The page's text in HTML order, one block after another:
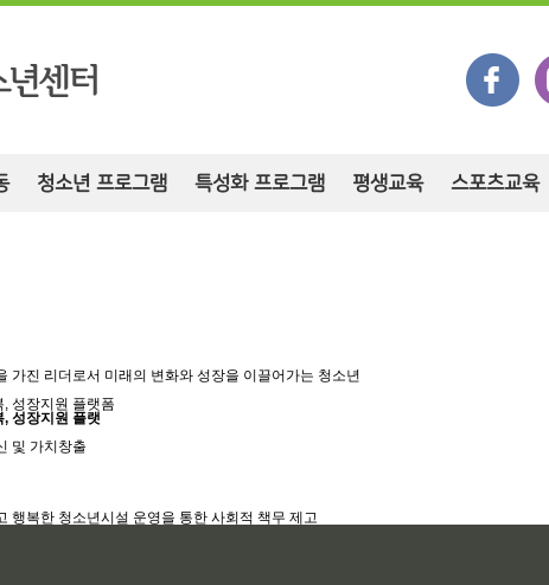
청소년 프로그램 특성화 프로그램 평생교육 스포츠교육
가진 리더로서 미래의 변화와 성장을 이끌어가는 청소년
성장지원 플랫폼
성장지원 플랫
및 가치창출
행복한 청소년시설 운영을 통한 사회적 책무 제고